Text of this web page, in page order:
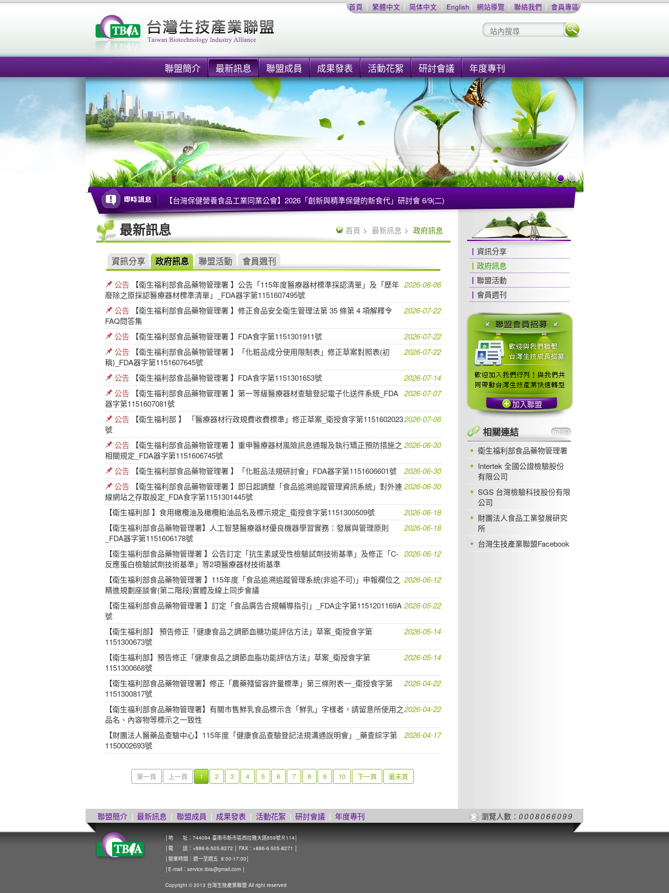
首頁 | 繁體中文 | 简体中文 | English | 網站導覽 | 聯絡我們 | 會員專區
聯盟簡介 最新訊息 聯盟成員 成果發表 活動花絮 研討會議 年度專刊
【台灣保健營養食品工業同業公會】2026「創新與精準保健的新食代」研討會 6/9(二)
首頁 最新訊息 政府訊息
最新訊息
資訊分享 政府訊息 聯盟活動 會員週刊
2026-08-06
公告
【衛生福利部食品藥物管理署 】公告「115年度醫療器材標準採認清單」及「歷年
廢除之原採認醫療器材標準清單」_FDA器字第1151607495號
2026-07-22
公告
【衛生福利部食品藥物管理署 】修正食品安全衛生管理法第 35 條第 4 項解釋令
FAQ問答集
2026-07-22
公告
【衛生福利部食品藥物管理署 】FDA食字第1151301911號
2026-07-22
公告
【衛生福利部食品藥物管理署 】「化粧品成分使用限制表」修正草案對照表(初
稿)_FDA器字第1151607645號
2026-07-14
公告
【衛生福利部食品藥物管理署 】FDA食字第1151301653號
2026-07-07
公告
【衛生福利部食品藥物管理署 】第一等級醫療器材查驗登記電子化送件系統_FDA
器字第1151607081號
2026-07-06
公告
【衛生福利部 】 「醫療器材行政規費收費標準」修正草案_衛授食字第1151602023
號
2026-06-30
公告
【衛生福利部食品藥物管理署 】重申醫療器材風險訊息通報及執行矯正預防措施之
相關規定_FDA器字第1151606745號
2026-06-30
公告
【衛生福利部食品藥物管理署 】「化粧品法規研討會」FDA器字第1151606601號
2026-06-30
公告
【衛生福利部食品藥物管理署 】即日起調整「食品追溯追蹤管理資訊系統」對外連
線網站之存取設定_FDA食字第1151301445號
2026-06-18
【衛生福利部 】食用橄欖油及橄欖粕油品名及標示規定_衛授食字第1151300509號
2026-06-18
【衛生福利部食品藥物管理署】人工智慧醫療器材優良機器學習實務：發展與管理原則
_FDA器字第1151606178號
2026-06-12
【衛生福利部食品藥物管理署 】公告訂定「抗生素感受性檢驗試劑技術基準」及修正「C-
反應蛋白檢驗試劑技術基準」等2項醫療器材技術基準
2026-06-12
【衛生福利部食品藥物管理署 】115年度「食品追溯追蹤管理系統(非追不可)」申報欄位之
精進規劃座談會(第二階段)實體及線上同步會議
2026-05-22
【衛生福利部食品藥物管理署 】訂定「食品廣告合規輔導指引」_FDA企字第1151201169A
號
2026-05-14
【衛生福利部】 預告修正「健康食品之調節血糖功能評估方法」草案_衛授食字第
1151300673號
2026-05-14
【衛生福利部】預告修正「健康食品之調節血脂功能評估方法」草案_衛授食字第
1151300668號
2026-04-22
【衛生福利部食品藥物管理署】修正「農藥殘留容許量標準」第三條附表一_衛授食字第
1151300817號
2026-04-22
【衛生福利部食品藥物管理署】有關市售鮮乳食品標示含「鮮乳」字樣者，請留意所使用之
品名、內容物等標示之一致性
2026-04-17
【財團法人醫藥品查驗中心】115年度「健康食品查驗登記法規溝通說明會」_藥查綜字第
1150002693號
第一頁 上一頁 1 2 3 4 5 6 7 8 9 10 下一頁 最末頁
資訊分享
政府訊息
聯盟活動
會員週刊
加入聯盟
相關連結
衛生福利部食品藥物管理署
Intertek 全國公證檢驗股份
有限公司
SGS 台灣檢驗科技股份有限
公司
財團法人食品工業發展研究
所
台灣生技產業聯盟Facebook
聯盟簡介 | 最新訊息 | 聯盟成員 | 成果發表 | 活動花絮 | 研討會議 | 年度專刊 瀏覽人數： 0008066099
│地 址：744094 臺南市新市區西拉雅大道859號Ｒ114│
│電 話：+886-6-505-8272 │ FAX : +886-6-505-8271 │
│營業時間：週一至週五 8:00-17:00│
│E-mail： service.tbia@gmail.com
Copyright © 2013 台灣生技產業聯盟 All right reserved